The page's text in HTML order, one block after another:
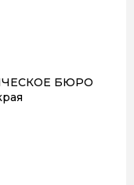
БЮРО